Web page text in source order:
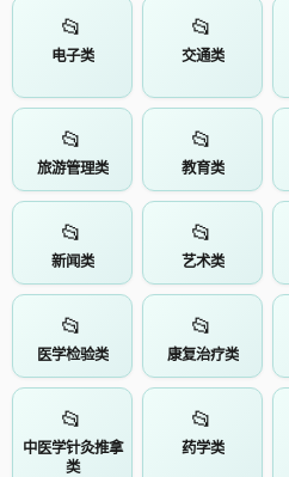
📂
电子类
📂
交通类
📂
旅游管理类
📂
教育类
📂
新闻类
📂
艺术类
📂
医学检验类
📂
康复治疗类
📂
中医学针灸推拿
类
📂
药学类